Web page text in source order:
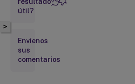
>
útil?
Envíenos
sus
comentarios